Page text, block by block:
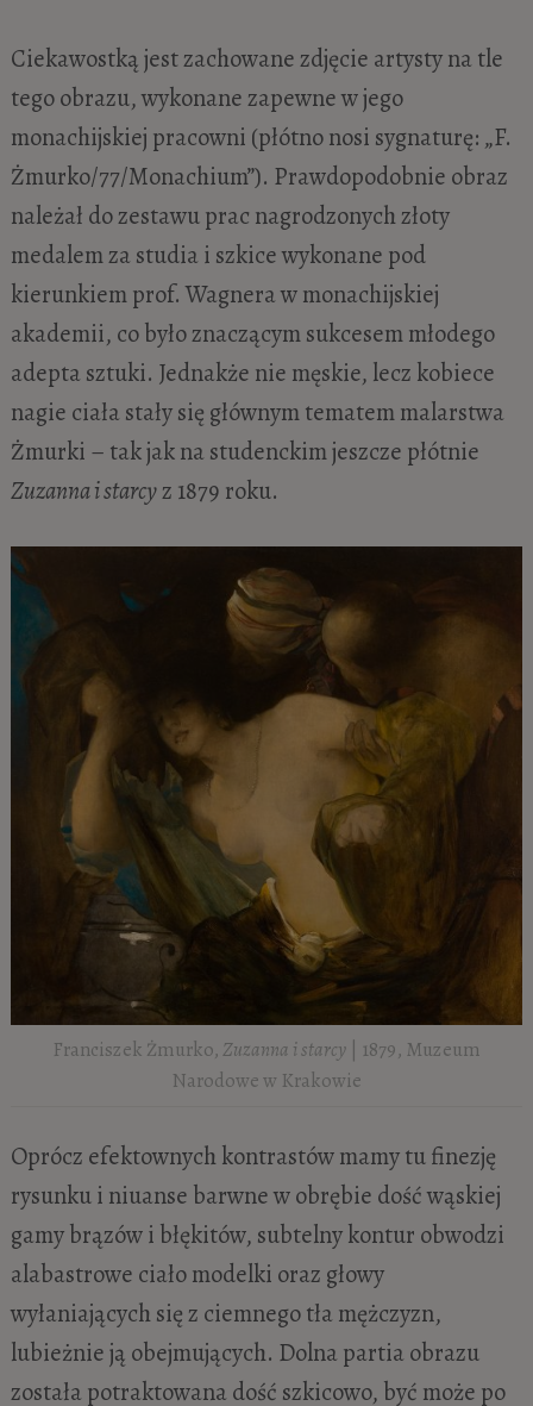
Ciekawostką jest zachowane zdjęcie artysty na tle
tego obrazu, wykonane zapewne w jego
monachijskiej pracowni (płótno nosi sygnaturę: „F.
Żmurko/77/Monachium”). Prawdopodobnie obraz
należał do zestawu prac nagrodzonych złoty
medalem za studia i szkice wykonane pod
kierunkiem prof. Wagnera w monachijskiej
akademii, co było znaczącym sukcesem młodego
adepta sztuki. Jednakże nie męskie, lecz kobiece
nagie ciała stały się głównym tematem malarstwa
Żmurki – tak jak na studenckim jeszcze płótnie
Zuzanna i starcyz 1879 roku.
Franciszek Żmurko,Zuzanna i starcy | 1879, Muzeum
Narodowe w Krakowie
Oprócz efektownych kontrastów mamy tu finezję
rysunku i niuanse barwne w obrębie dość wąskiej
gamy brązów i błękitów, subtelny kontur obwodzi
alabastrowe ciało modelki oraz głowy
wyłaniających się z ciemnego tła mężczyzn,
lubieżnie ją obejmujących. Dolna partia obrazu
została potraktowana dość szkicowo, być może po